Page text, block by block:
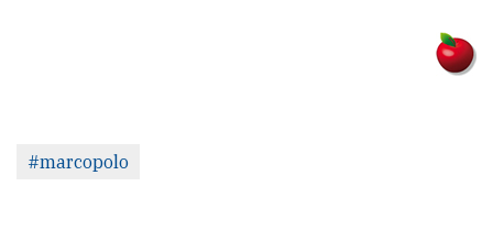
#marcopolo